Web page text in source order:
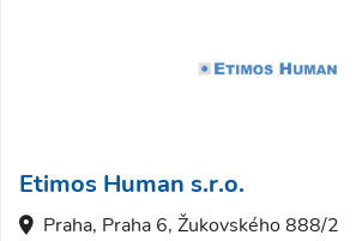
Etimos Human s.r.o.
Praha, Praha 6, Žukovského 888/2